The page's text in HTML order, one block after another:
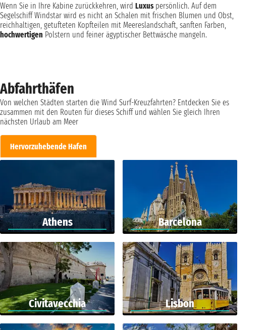
Abfahrthäfen
Von welchen Städten starten die Wind Surf-Kreuzfahrten? Entdecken Sie es
zusammen mit den Routen für dieses Schiff und wählen Sie gleich Ihren
nächsten Urlaub am Meer
Hervorzuhebende Hafen
Athens Barcelona
Civitavecchia Lisbon
Wenn Sie in Ihre Kabine zurückkehren, wird Luxuspersönlich. Auf dem
Segelschiff Windstar wird es nicht an Schalen mit frischen Blumen und Obst,
reichhaltigen, getufteten Kopfteilen mit Meereslandschaft, sanften Farben,
hochwertigen Polstern und feiner ägyptischer Bettwäsche mangeln.